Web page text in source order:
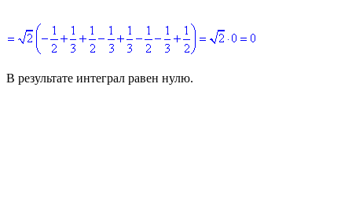
В результате интеграл равен нулю.